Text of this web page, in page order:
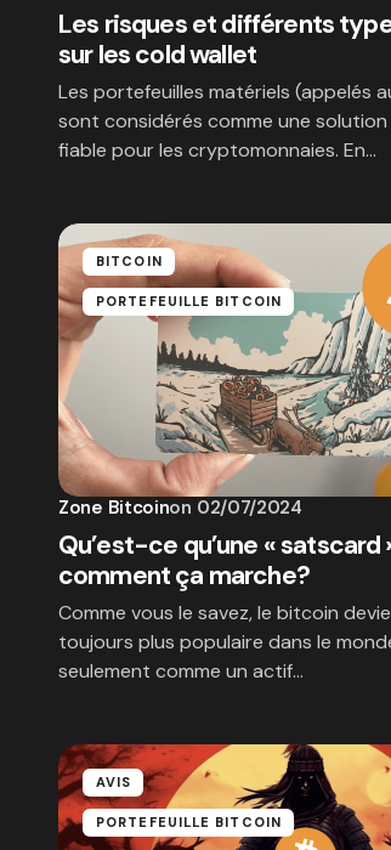
Les risques et différents
sur les cold wallet
Les portefeuilles matériels (appelés
sont considérés comme une
fiable pour les cryptomonnaies. En…
BITCOIN
PORTEFEUILLE BITCOIN
Zone Bitcoinon 02/07/2024
Qu’est-ce qu’une « satscard
comment ça marche?
Comme vous le savez, le bitcoin
toujours plus populaire dans le
seulement comme un actif…
AVIS
PORTEFEUILLE BITCOIN